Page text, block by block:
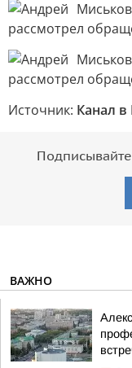
Источник: Канал
ВАЖНО